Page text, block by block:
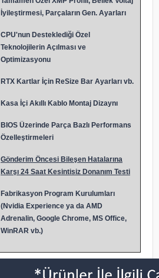
İyileştirmesi, Parçaların Gen. Ayarları
CPU'nun Desteklediği Özel
Teknolojilerin Açılması ve
Optimizasyonu
RTX Kartlar İçin ReSize Bar Ayarları vb.
Kasa İçi Akıllı Kablo Montaj Dizaynı
BIOS Üzerinde Parça Bazlı Performans
Özelleştirmeleri
Gönderim Öncesi Bileşen Hatalarına
Karşı 24 Saat Kesintisiz Donanım Testi
Fabrikasyon Program Kurulumları
(Nvidia Experience ya da AMD
Adrenalin, Google Chrome, MS Office,
WinRAR vb.)